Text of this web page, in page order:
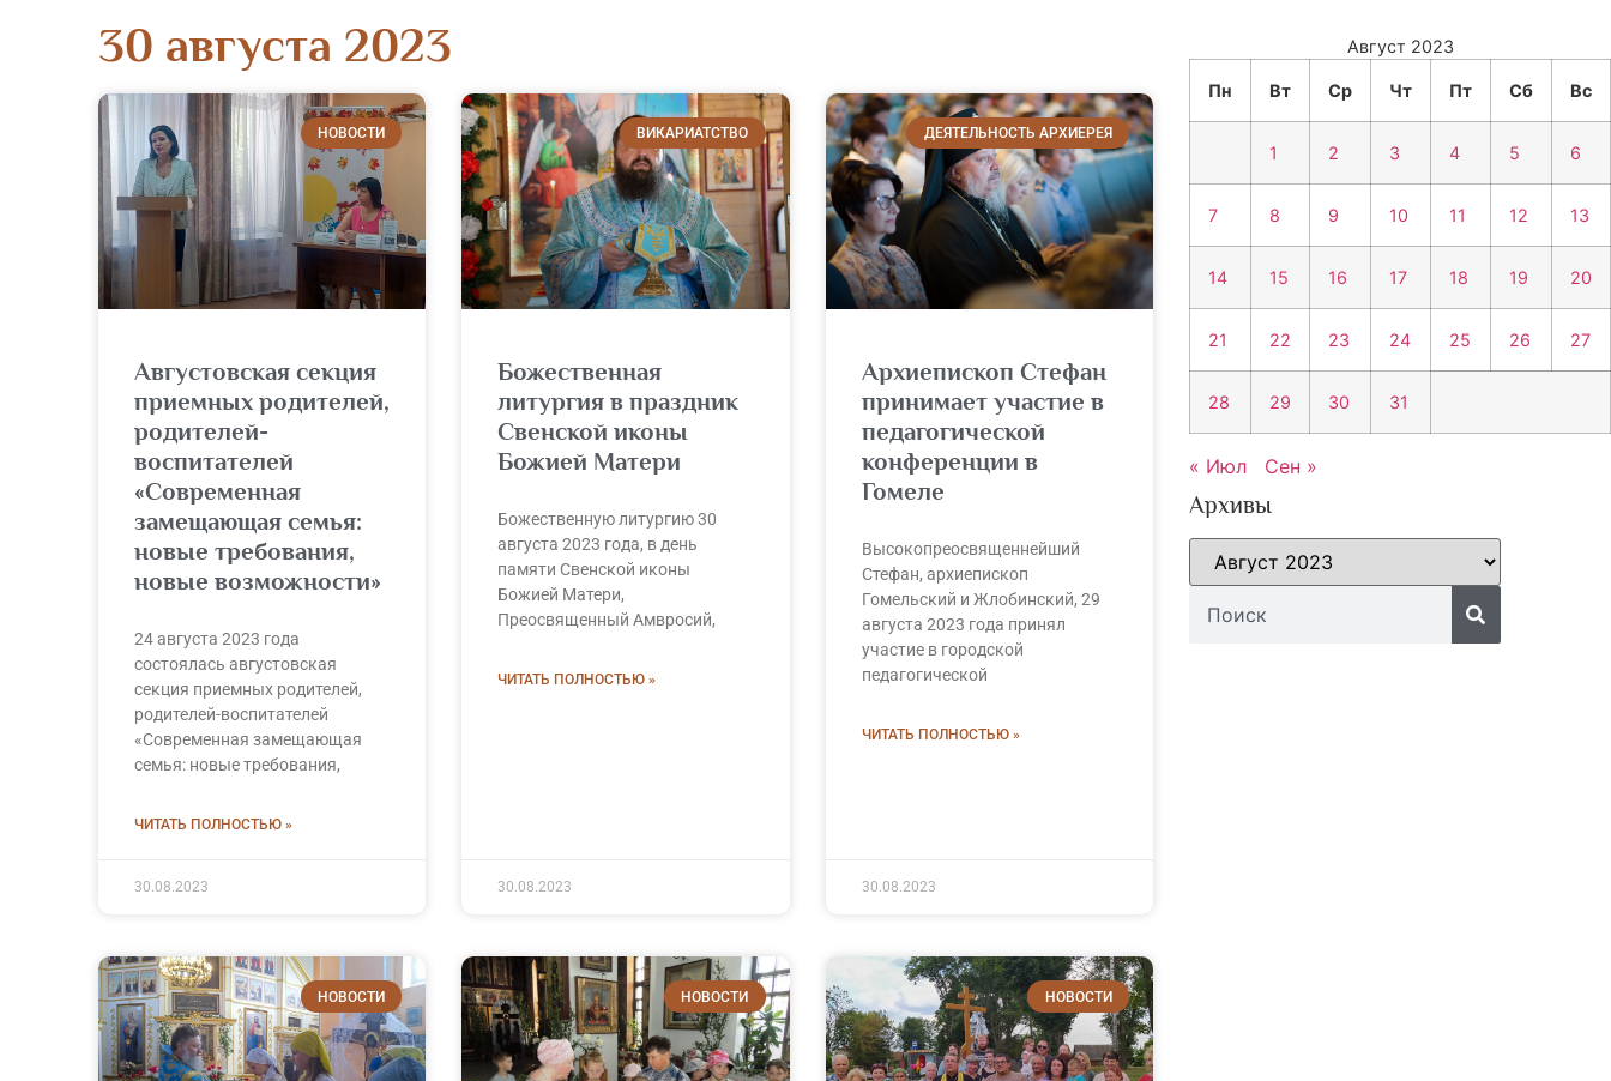
30 августа 2023
НОВОСТИ
Августовская секция
приемных родителей,
родителей-
воспитателей
«Современная
замещающая семья:
новые требования,
новые возможности»
24 августа 2023 года
состоялась августовская
секция приемных родителей,
родителей-воспитателей
«Современная замещающая
семья: новые требования,
ЧИТАТЬ ПОЛНОСТЬЮ »
30.08.2023
ВИКАРИАТСТВО
Божественная
литургия в праздник
Свенской иконы
Божией Матери
Божественную литургию 30
августа 2023 года, в день
памяти Свенской иконы
Божией Матери,
Преосвященный Амвросий,
ЧИТАТЬ ПОЛНОСТЬЮ »
30.08.2023
ДЕЯТЕЛЬНОСТЬ АРХИЕРЕЯ
Архиепископ Стефан
принимает участие в
педагогической
конференции в
Гомеле
Высокопреосвященнейший
Стефан, архиепископ
Гомельский и Жлобинский, 29
августа 2023 года принял
участие в городской
педагогической
ЧИТАТЬ ПОЛНОСТЬЮ »
30.08.2023
НОВОСТИ НОВОСТИ НОВОСТИ
Август 2023
Пн Вт Ср Чт Пт Сб Вс
1 2 3 4 5 6
7 8 9 10 11 12 13
14 15 16 17 18 19 20
21 22 23 24 25 26 27
28 29 30 31
« Июл Сен »
Архивы